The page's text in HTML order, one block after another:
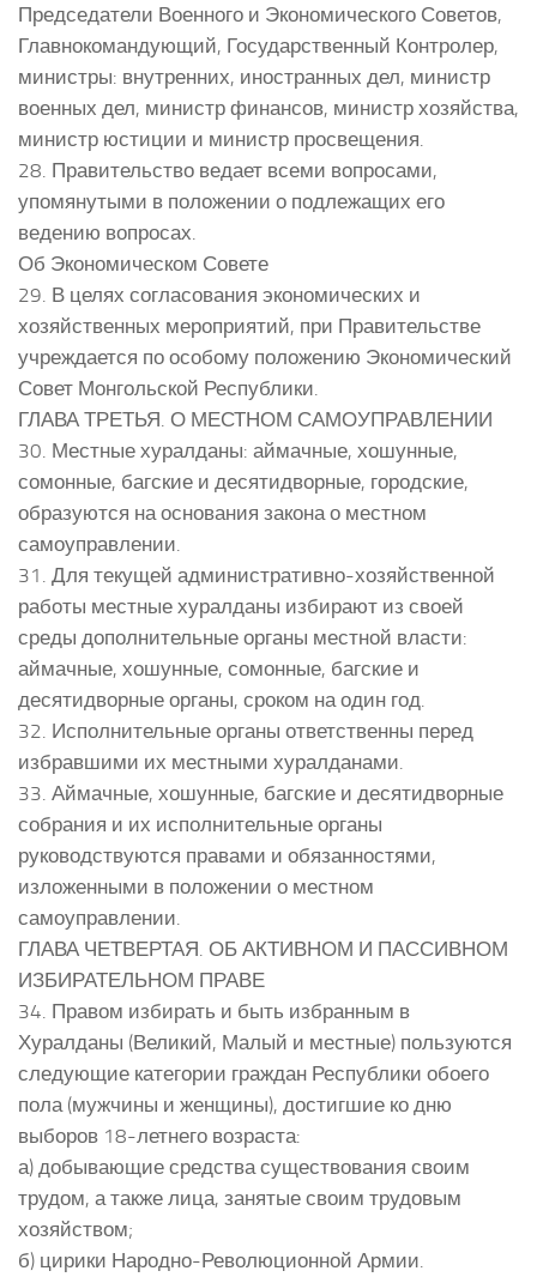
Председатели Военного и Экономического Советов,
Главнокомандующий, Государственный Контролер,
министры: внутренних, иностранных дел, министр
военных дел, министр финансов, министр хозяйства,
министр юстиции и министр просвещения.
28. Правительство ведает всеми вопросами,
упомянутыми в положении о подлежащих его
ведению вопросах.
Об Экономическом Совете
29. В целях согласования экономических и
хозяйственных мероприятий, при Правительстве
учреждается по особому положению Экономический
Совет Монгольской Республики.
ГЛАВА ТРЕТЬЯ. О МЕСТНОМ САМОУПРАВЛЕНИИ
30. Местные хуралданы: аймачные, хошунные,
сомонные, багские и десятидворные, городские,
образуются на основания закона о местном
самоуправлении.
31. Для текущей административно-хозяйственной
работы местные хуралданы избирают из своей
среды дополнительные органы местной власти:
аймачные, хошунные, сомонные, багские и
десятидворные органы, сроком на один год.
32. Исполнительные органы ответственны перед
избравшими их местными хуралданами.
33. Аймачные, хошунные, багские и десятидворные
собрания и их исполнительные органы
руководствуются правами и обязанностями,
изложенными в положении о местном
самоуправлении.
ГЛАВА ЧЕТВЕРТАЯ. ОБ АКТИВНОМ И ПАССИВНОМ
ИЗБИРАТЕЛЬНОМ ПРАВЕ
34. Правом избирать и быть избранным в
Хуралданы (Великий, Малый и местные) пользуются
следующие категории граждан Республики обоего
пола (мужчины и женщины), достигшие ко дню
выборов 18-летнего возраста:
а) добывающие средства существования своим
трудом, а также лица, занятые своим трудовым
хозяйством;
б) цирики Народно-Революционной Армии.